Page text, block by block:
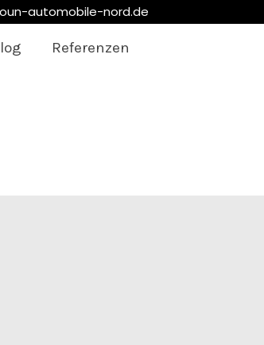
automobile-nord.de
Referenzen